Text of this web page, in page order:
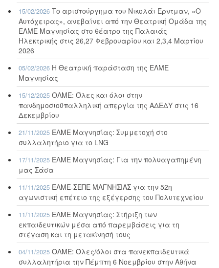
15/02/2026 Το αριστούργημα του Νικολάι Έρντμαν, «Ο
Αυτόχειρας», ανεβαίνει από την Θεατρική Ομάδα της
ΕΛΜΕ Μαγνησίας στο θέατρο της Παλαιάς
Ηλεκτρικής στις 26,27 Φεβρουαρίου και 2,3,4 Μαρτίου
2026
05/02/2026 Η Θεατρική παράσταση της ΕΛΜΕ
Μαγνησίας
15/12/2025 ΟΛΜΕ: Όλες και όλοι στην
πανδημοσιοϋπαλληλική απεργία της ΑΔΕΔΥ στις 16
Δεκεμβρίου
21/11/2025 ΕΛΜΕ Μαγνησίας: Συμμετοχή στο
συλλαλητήριο για το LNG
17/11/2025 ΕΛΜΕ Μαγνησίας: Για την πολυαγαπημένη
μας Σάσα
11/11/2025 ΕΛΜΕ-ΣΕΠΕ ΜΑΓΝΗΣΙΑΣ για την 52η
αγωνιστική επέτειο της εξέγερσης του Πολυτεχνείου
11/11/2025 ΕΛΜΕ Μαγνησίας: Στήριξη των
εκπαιδευτικών μέσα από παρεμβάσεις για τη
στέγαση και τη μετακίνησή τους
04/11/2025 ΟΛΜΕ: Όλες/όλοι στα πανεκπαιδευτικά
συλλαλητήρια την Πέμπτη 6 Νοεμβρίου στην Αθήνα